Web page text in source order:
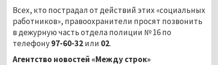
Всех, кто пострадал от действий этих «социальных
работников», правоохранители просят позвонить
в дежурную часть отдела полиции № 16 по
телефону97-60-32или 02.
Агентство новостей «Между строк»